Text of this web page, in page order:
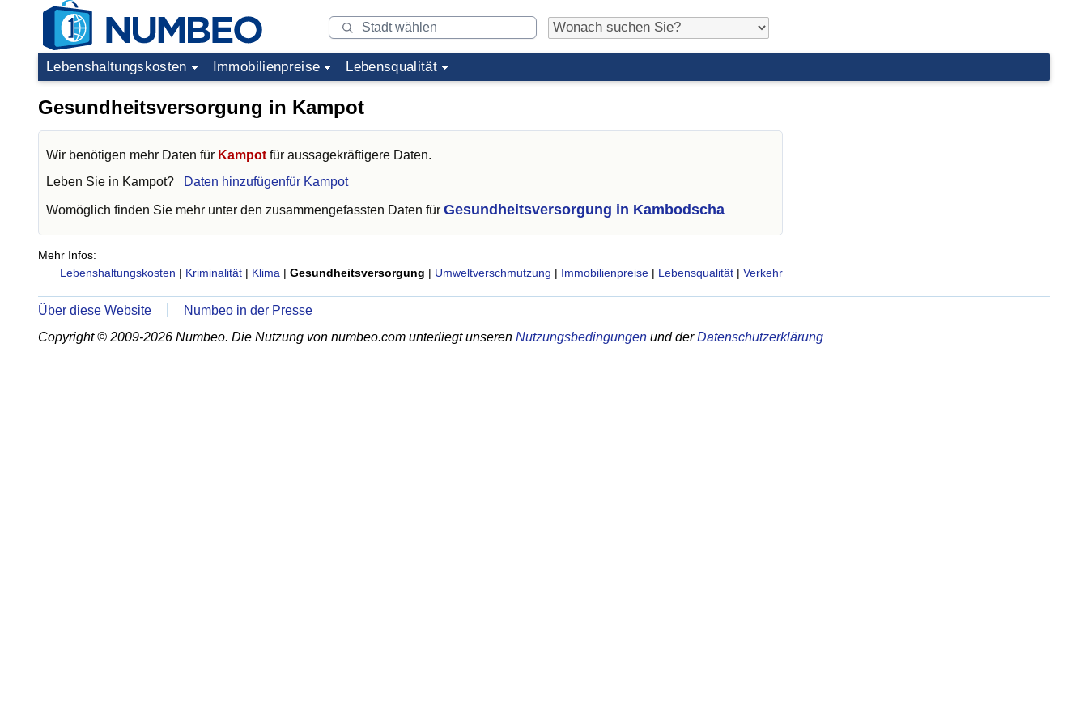
Lebenshaltungskosten Immobilienpreise Lebensqualität
Gesundheitsversorgung in Kampot
Wir benötigen mehr Daten für Kampot für aussagekräftigere Daten.
Leben Sie in Kampot? Daten hinzufügenfür Kampot
Womöglich finden Sie mehr unter den zusammengefassten Daten für Gesundheitsversorgung in Kambodscha
Mehr Infos:
Lebenshaltungskosten | Kriminalität | Klima | Gesundheitsversorgung | Umweltverschmutzung | Immobilienpreise | Lebensqualität | Verkehr
Über diese Website
Numbeo in der Presse
Copyright © 2009-2026 Numbeo. Die Nutzung von numbeo.com unterliegt unseren Nutzungsbedingungen und derDatenschutzerklärung